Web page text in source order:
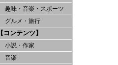
趣味・音楽・スポーツ
グルメ・旅行
【コンテンツ】
小説・作家
音楽